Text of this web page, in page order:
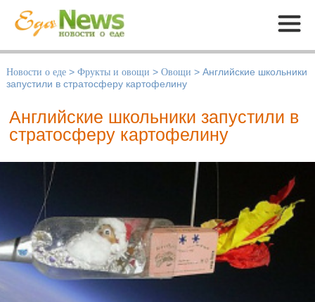
Меню
Новости о еде > Фрукты и овощи > Овощи > Английские школьники
запустили в стратосферу картофелину
Английские школьники запустили в
стратосферу картофелину